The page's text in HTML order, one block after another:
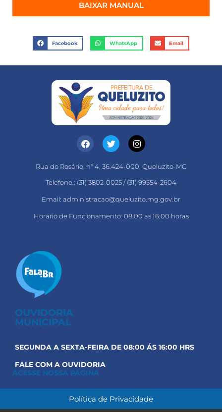
BAIXAR MANUAL
Facebook WhatsApp Email
Rua do Rosário, nº 4, 36.424-000, Queluzito-MG
Telefone.: (31) 3802-0025 / (31) 99554-2604
Email: administracao@queluzito.mg.gov.br
Horário de Funcionamento: 08:00 as 16:00 horas
OUVIDORIA
MUNICIPAL
SEGUNDA A SEXTA-FEIRA DE 08:00 ÁS 16:00 HRS
FALE COM A OUVIDORIA
ACESSE NOSSA PÁGINA
Política de Privacidade